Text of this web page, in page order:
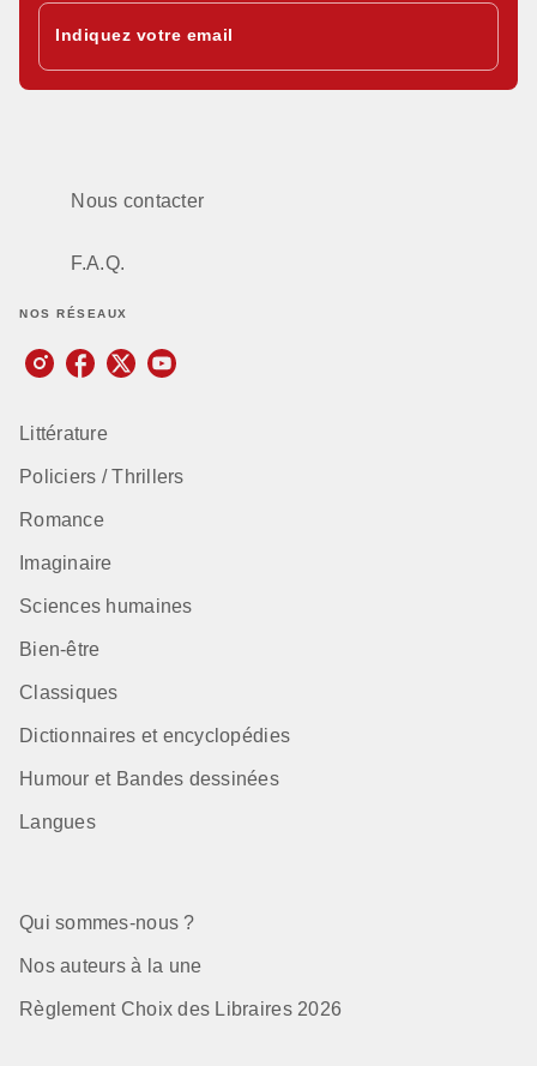
Indiquez votre email
Nous contacter
F.A.Q.
NOS RÉSEAUX
Littérature
Policiers / Thrillers
Romance
Imaginaire
Sciences humaines
Bien-être
Classiques
Dictionnaires et encyclopédies
Humour et Bandes dessinées
Langues
Qui sommes-nous ?
Nos auteurs à la une
Règlement Choix des Libraires 2026